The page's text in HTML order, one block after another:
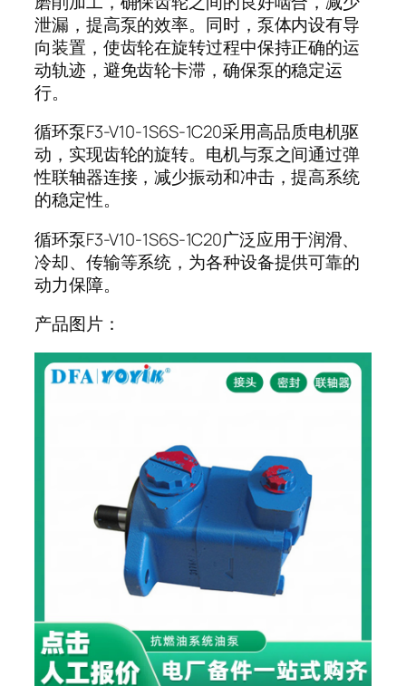
泄漏，提高泵的效率。同时，泵体内设有导
向装置，使齿轮在旋转过程中保持正确的运
动轨迹，避免齿轮卡滞，确保泵的稳定运
行。
循环泵F3-V10-1S6S-1C20采用高品质电机驱
动，实现齿轮的旋转。电机与泵之间通过弹
性联轴器连接，减少振动和冲击，提高系统
的稳定性。
循环泵F3-V10-1S6S-1C20广泛应用于润滑、
冷却、传输等系统，为各种设备提供可靠的
动力保障。
产品图片：